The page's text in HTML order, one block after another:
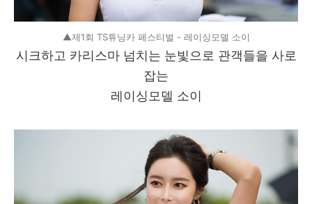
▲제1회 TS튜닝카 페스티벌 - 레이싱모델 소이
시크하고 카리스마 넘치는 눈빛으로 관객들을 사로
잡는
레이싱모델 소이